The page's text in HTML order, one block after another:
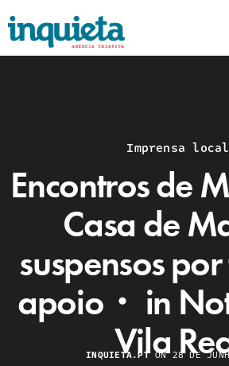
Imprensa local
Encontros de
Casa de
suspensos
apoio・ in
Vila
INQUIETA.PTON 28 DE